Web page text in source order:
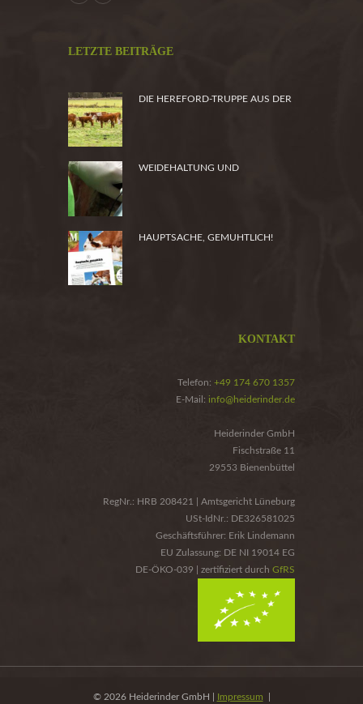
LETZTE BEITRÄGE
DIE HEREFORD-TRUPPE AUS DER
WEIDEHALTUNG UND
HAUPTSACHE, GEMUHTLICH!
KONTAKT
Telefon: +49 174 670 1357
E-Mail: info@heiderinder.de
Heiderinder GmbH
Fischstraße 11
29553 Bienenbüttel
RegNr.: HRB 208421 | Amtsgericht Lüneburg
USt-IdNr.: DE326581025
Geschäftsführer: Erik Lindemann
EU Zulassung: DE NI 19014 EG
DE-ÖKO-039 | zertifiziert durch GfRS
© 2026 Heiderinder GmbH | Impressum